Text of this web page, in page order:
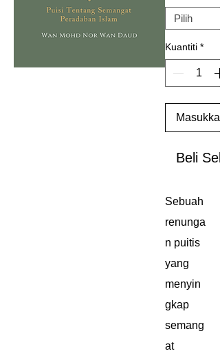
Kuantiti *
Beli
Sebuah
renunga
n puitis
yang
menyin
gkap
semang
at